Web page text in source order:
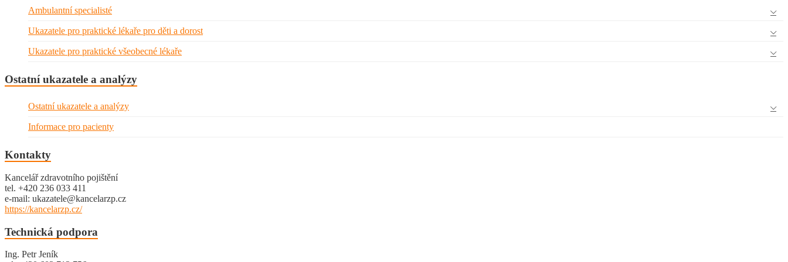
Ambulantní specialisté
Ukazatele pro praktické lékaře pro děti a dorost
Ukazatele pro praktické všeobecné lékaře
Ostatní ukazatele a analýzy
Ostatní ukazatele a analýzy
Informace pro pacienty
Kontakty
Kancelář zdravotního pojištění
tel. +420 236 033 411
e-mail: ukazatele@kancelarzp.cz
https://kancelarzp.cz/
Technická podpora
Ing. Petr Jeník